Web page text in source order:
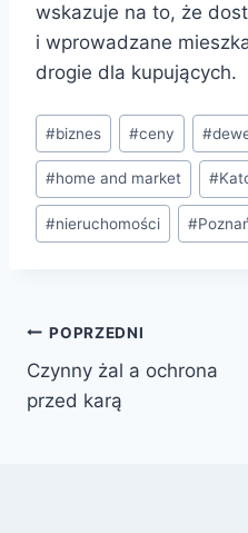
wskazuje na to, że
i wprowadzane
drogie dla kupujących.
#biznes #ceny #
#home and market #
#nieruchomości #
POPRZEDNI
Czynny żal a ochrona
przed karą